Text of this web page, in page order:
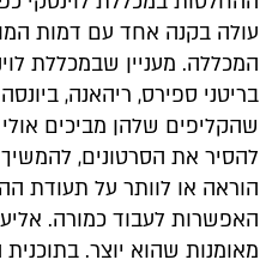
עולה בקנה אחד עם דמות
המכללה. מעניין שבמכללת
בריטני ספירס, ריהאנה,
שהקליפים שלהן מביכים
להסיר את הסרטונים, להמשיך
הוראה או לוותר על תעודת
האפשרות לעבוד כמורה.
מאומנות שהוא יוצר.